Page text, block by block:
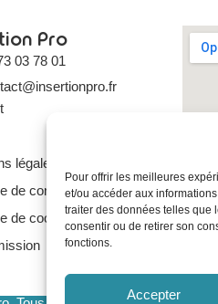
Pour offrir les meilleures
et/ou accéder aux
traiter des données telles que
consentir ou de retirer son
fonctions.
Accepter
Pro
03 78 01
légales
de confidentialité
de cookies